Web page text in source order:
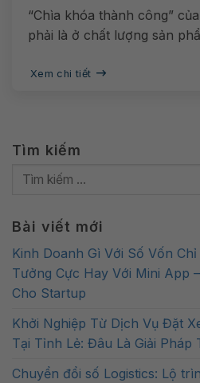
“Chìa khóa thành công”
phải là ở chất lượng sản
Xem chi tiết
Tìm kiếm
Bài viết mới
Kinh Doanh Gì Với Số Vốn
Tưởng Cực Hay Với Mini App
Cho Startup
Khởi Nghiệp Từ Dịch Vụ Đặt
Tại Tỉnh Lẻ: Đâu Là Giải Pháp
Chuyển đổi số Logistics: Lộ